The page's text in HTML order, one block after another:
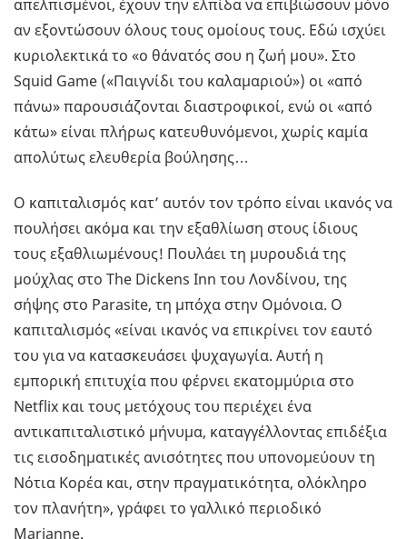
απελπισμένοι, έχουν την ελπίδα να επιβιώσουν μόνο
αν εξοντώσουν όλους τους ομοίους τους. Εδώ ισχύει
κυριολεκτικά το «ο θάνατός σου η ζωή μου». Στο
Squid Game («Παιγνίδι του καλαμαριού») οι «από
πάνω» παρουσιάζονται διαστροφικοί, ενώ οι «από
κάτω» είναι πλήρως κατευθυνόμενοι, χωρίς καμία
απολύτως ελευθερία βούλησης…
Ο καπιταλισμός κατ’ αυτόν τον τρόπο είναι ικανός να
πουλήσει ακόμα και την εξαθλίωση στους ίδιους
τους εξαθλιωμένους! Πουλάει τη μυρουδιά της
μούχλας στο The Dickens Inn του Λονδίνου, της
σήψης στο Parasite, τη μπόχα στην Ομόνοια. Ο
καπιταλισμός «είναι ικανός να επικρίνει τον εαυτό
τoυ για να κατασκευάσει ψυχαγωγία. Αυτή η
εμπορική επιτυχία που φέρνει εκατομμύρια στο
Netflix και τους μετόχους του περιέχει ένα
αντικαπιταλιστικό μήνυμα, καταγγέλλοντας επιδέξια
τις εισοδηματικές ανισότητες που υπονομεύουν τη
Νότια Κορέα και, στην πραγματικότητα, ολόκληρο
τον πλανήτη», γράφει το γαλλικό περιοδικό
Marianne.